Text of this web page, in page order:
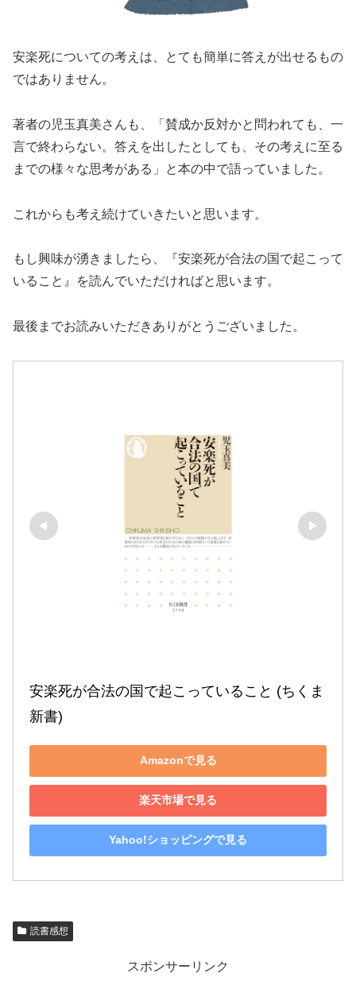
安楽死についての考えは、とても簡単に答えが出せるもの
ではありません。
著者の児玉真美さんも、「賛成か反対かと問われても、一
言で終わらない。答えを出したとしても、その考えに至る
までの様々な思考がある」と本の中で語っていました。
これからも考え続けていきたいと思います。
もし興味が湧きましたら、『安楽死が合法の国で起こって
いること』を読んでいただければと思います。
最後までお読みいただきありがとうございました。
安楽死が合法の国で起こっていること (ちくま
新書)
Amazonで見る
楽天市場で見る
Yahoo!ショッピングで見る
読書感想
スポンサーリンク